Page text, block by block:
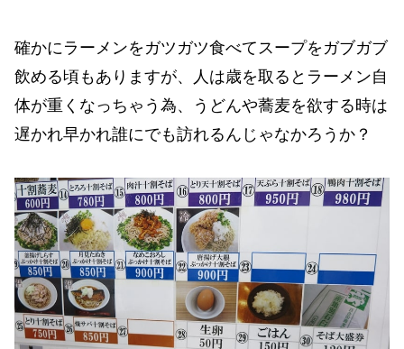
確かにラーメンをガツガツ食べてスープをガブガブ
飲める頃もありますが、人は歳を取るとラーメン自
体が重くなっちゃう為、うどんや蕎麦を欲する時は
遅かれ早かれ誰にでも訪れるんじゃなかろうか？